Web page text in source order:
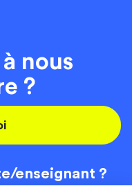
nous
?
enseignant ?